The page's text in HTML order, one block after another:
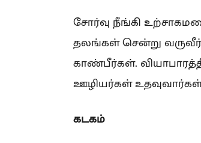
சோர்வு நீங்கி
தலங்கள் சென்று
காண்பீர்கள்.
ஊழியர்கள்
கடகம்